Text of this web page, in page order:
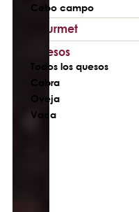
Cebo campo
Gourmet
Quesos
Todos los quesos
Cabra
Oveja
Vaca